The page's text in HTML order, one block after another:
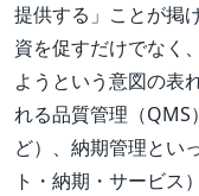
提供する」ことが掲
資を促すだけでなく
ようという意図の表
れる品質管理（QMS
ど）、納期管理とい
ト・納期・サービス